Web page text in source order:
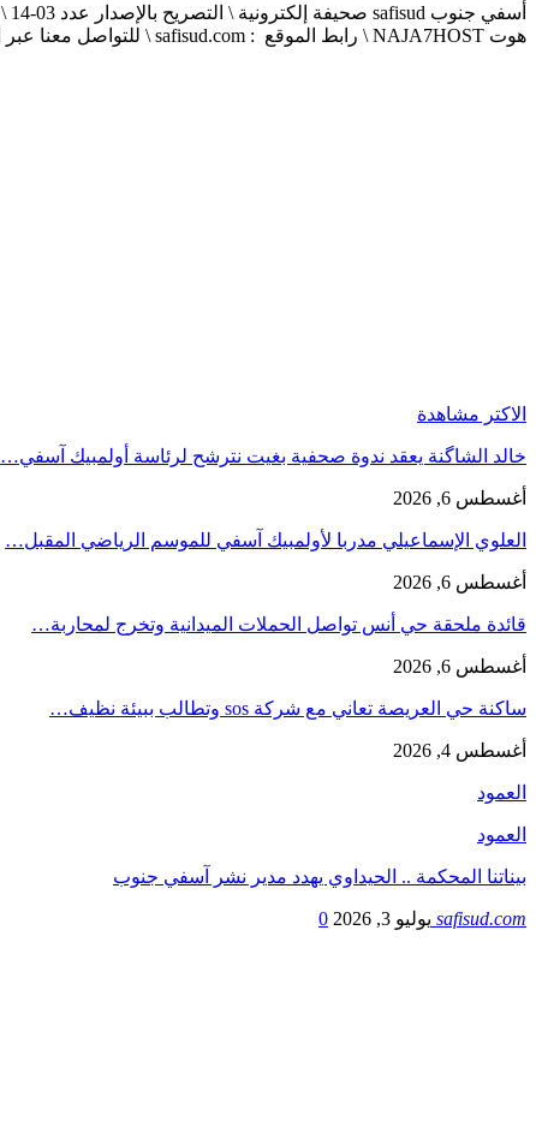
هوت NAJA7HOST \ رابط الموقع : safisud.com \ للتواصل معنا عبر الهاتف 0663881120 \ 0524657231 \ البريد الإلكتروني : safisud2014@gmail.com
الاكتر مشاهدة
خالد الشاگنة يعقد ندوة صحفية بغيت نترشح لرئاسة أولمبيك آسفي…
أغسطس 6, 2026
العلوي الإسماعيلي مدربا لأولمبيك آسفي للموسم الرياضي المقبل…
أغسطس 6, 2026
قائدة ملحقة حي أنس تواصل الحملات الميدانية وتخرج لمحاربة…
أغسطس 6, 2026
ساكنة حي العريصة تعاني مع شركة sos وتطالب ببيئة نظيف…
أغسطس 4, 2026
العمود
العمود
بيناتنا المحكمة .. الحيداوي يهدد مدير نشر آسفي جنوب
safisud.com يوليو 3, 2026 0